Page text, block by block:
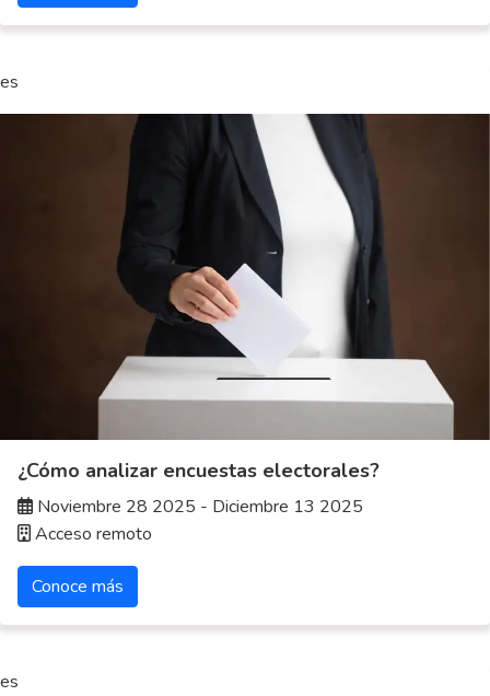
es
¿Cómo analizar encuestas electorales?
Noviembre 28 2025 - Diciembre 13 2025
Acceso remoto
Conoce más
es